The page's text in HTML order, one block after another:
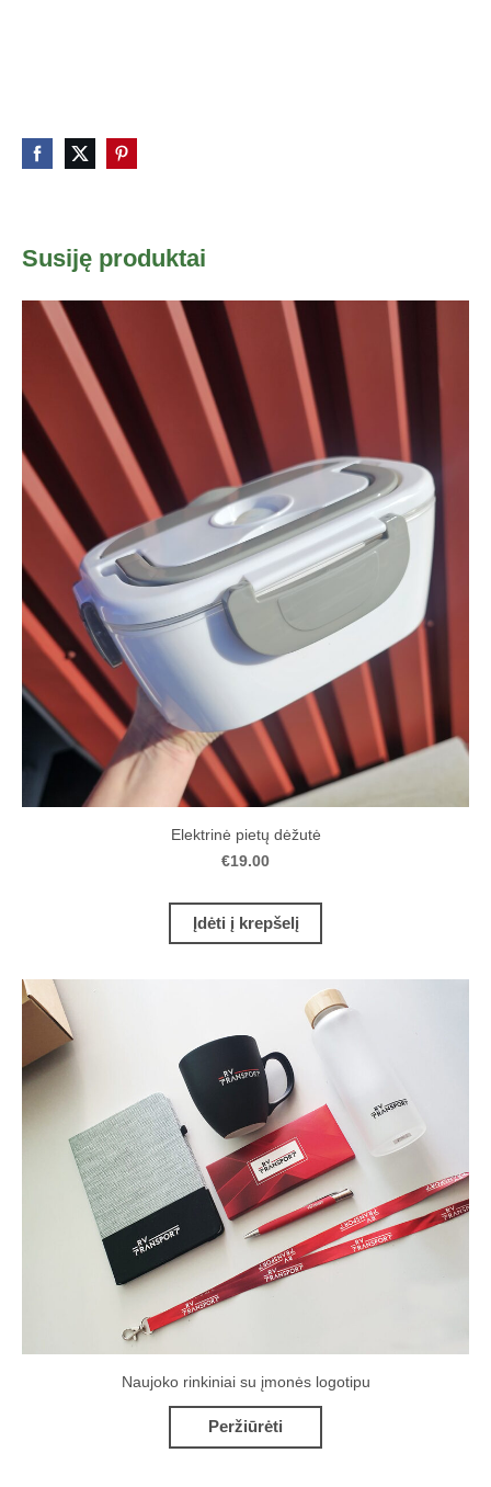
Susiję produktai
Elektrinė pietų dėžutė
€19.00
Įdėti į krepšelį
Naujoko rinkiniai su įmonės logotipu
Peržiūrėti